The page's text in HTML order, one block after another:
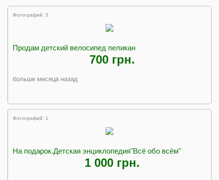
Фотографий: 5
Продам детский велосипед пеликан
700 грн.
больше месяца назад
Фотографий: 1
На подарок.Детская энциклопедия"Всё обо всём"
1 000 грн.